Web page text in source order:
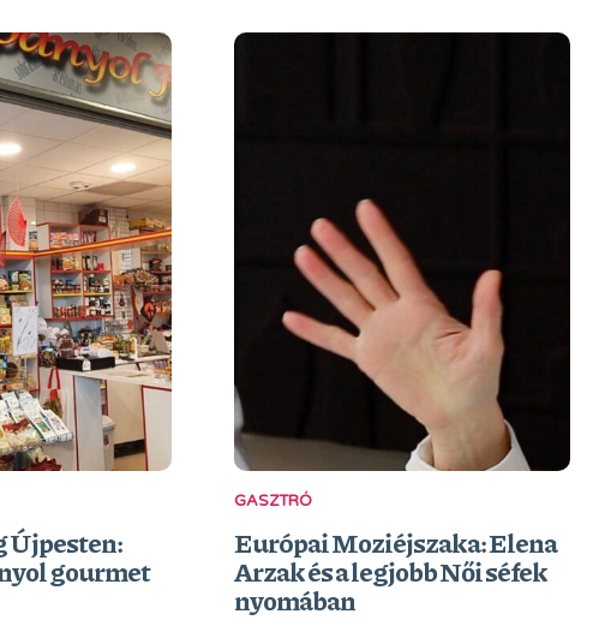
Újpesten:
gourmet
GASZTRÓ
Európai Moziéjszaka: Elena
Arzak és a legjobb Női séfek
nyomában